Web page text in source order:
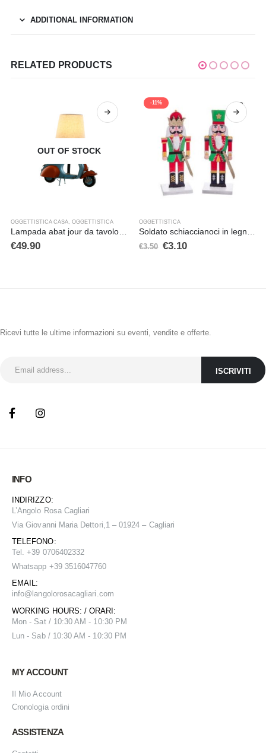
ADDITIONAL INFORMATION
RELATED PRODUCTS
OUT OF STOCK
OGGETTISTICA CASA,OGGETTISTICA
Lampada abat jour da tavolo in metallo a forma di Vespa
€49.90
-11%
OGGETTISTICA
Soldato schiaccianoci in legno, modello medio
€3.50 €3.10
Ricevi tutte le ultime informazioni su eventi, vendite e offerte.
INFO
INDIRIZZO:
L’Angolo Rosa Cagliari
Via Giovanni Maria Dettori,1 – 01924 – Cagliari
TELEFONO:
Tel. +39 0706402332
Whatsapp +39 3516047760
EMAIL:
info@ langolorosacagliari.com
WORKING HOURS: / ORARI:
Mon - Sat / 10:30 AM - 10:30 PM
Lun - Sab / 10:30 AM - 10:30 PM
MY ACCOUNT
Il Mio Account
Cronologia ordini
ASSISTENZA